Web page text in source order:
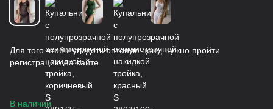
Для того чтобы увидеть оптовую цену, нужно пройти
регистрацию на сайте
В наличии